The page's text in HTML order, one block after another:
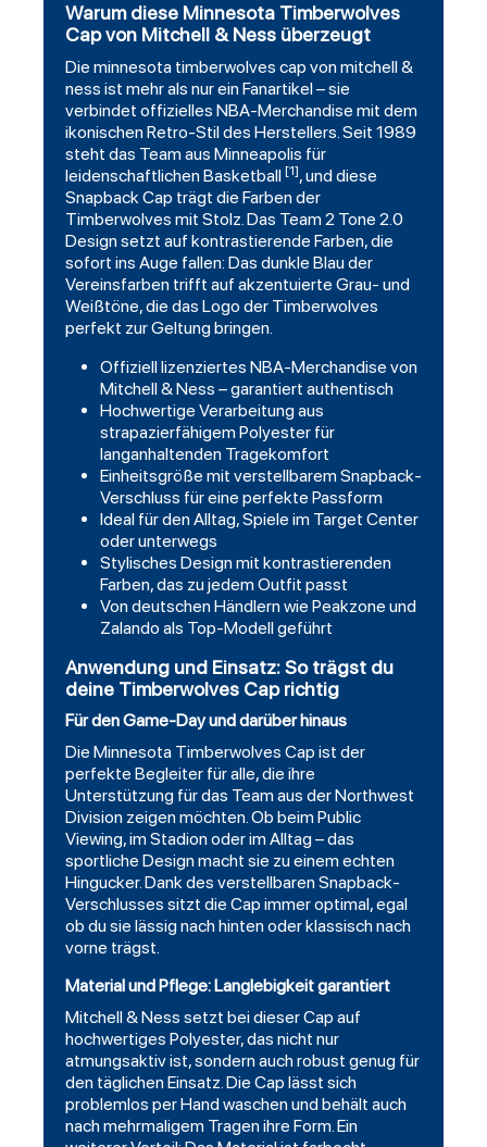
Warum diese Minnesota Timberwolves
Cap von Mitchell & Ness überzeugt
Die minnesota timberwolves cap vonmitchell&
ness ist mehr als nur ein Fanartikel – sie
verbindet offizielles NBA-Merchandise mit dem
ikonischen Retro-Stil des Herstellers. Seit 1989
steht das Team aus Minneapolis für
leidenschaftlichen Basketball [1], und diese
SnapbackCap trägt die Farben der
Timberwolves mit Stolz. Das Team 2 Tone 2.0
Design setzt auf kontrastierende Farben, die
sofort ins Auge fallen: Das dunkle Blau der
Vereinsfarben trifft auf akzentuierte Grau- und
Weißtöne, die das Logo der Timberwolves
perfekt zur Geltung bringen.
Offiziell lizenziertes NBA-Merchandise von
Mitchell & Ness – garantiert authentisch
Hochwertige Verarbeitung aus
strapazierfähigem Polyester für
langanhaltenden Tragekomfort
Einheitsgröße mit verstellbarem Snapback-
Verschluss für eine perfekte Passform
Ideal für den Alltag, Spiele im Target Center
oder unterwegs
Stylisches Design mit kontrastierenden
Farben, das zu jedem Outfit passt
Von deutschen Händlern wie Peakzone und
Zalando als Top-Modell geführt
Anwendung und Einsatz: So trägst du
deine Timberwolves Cap richtig
Für den Game-Day und darüber hinaus
Die Minnesota Timberwolves Cap ist der
perfekte Begleiter für alle, die ihre
Unterstützung für das Team aus der Northwest
Division zeigen möchten. Ob beim Public
Viewing, im Stadion oder im Alltag – das
sportliche Design macht sie zu einem echten
Hingucker. Dank des verstellbaren Snapback-
Verschlusses sitzt die Cap immer optimal, egal
ob du sie lässig nach hinten oder klassisch nach
vorne trägst.
Material und Pflege: Langlebigkeit garantiert
Mitchell & Ness setzt bei dieser Cap auf
hochwertiges Polyester, das nicht nur
atmungsaktiv ist, sondern auch robust genug für
den täglichen Einsatz. Die Cap lässt sich
problemlos per Hand waschen und behält auch
nach mehrmaligem Tragen ihre Form. Ein